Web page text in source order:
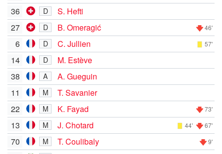
36
D
S. Hefti
27
D B. Omeragić 46'
6 D C. Jullien 57'
14 D
M. Estève
38
A
A. Gueguin
11
M
T. Savanier
22
M K. Fayad 73'
13 M J. Chotard 44' 67'
70 M T. Coulibaly 9'